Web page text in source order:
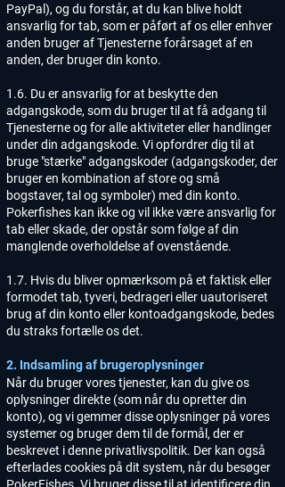
PayPal), og du forstår, at du kan blive holdt
ansvarlig for tab, som er påført af os eller enhver
anden bruger af Tjenesterne forårsaget af en
anden, der bruger din konto.
1.6. Du er ansvarlig for at beskytte den
adgangskode, som du bruger til at få adgang til
Tjenesterne og for alle aktiviteter eller handlinger
under din adgangskode. Vi opfordrer dig til at
bruge "stærke" adgangskoder (adgangskoder, der
bruger en kombination af store og små
bogstaver, tal og symboler) med din konto.
Pokerfishes kan ikke og vil ikke være ansvarlig for
tab eller skade, der opstår som følge af din
manglende overholdelse af ovenstående.
1.7. Hvis du bliver opmærksom på et faktisk eller
formodet tab, tyveri, bedrageri eller uautoriseret
brug af din konto eller kontoadgangskode, bedes
du straks fortælle os det.
2. Indsamling af brugeroplysninger
Når du bruger vores tjenester, kan du give os
oplysninger direkte (som når du opretter din
konto), og vi gemmer disse oplysninger på vores
systemer og bruger dem til de formål, der er
beskrevet i denne privatlivspolitik. Der kan også
efterlades cookies på dit system, når du besøger